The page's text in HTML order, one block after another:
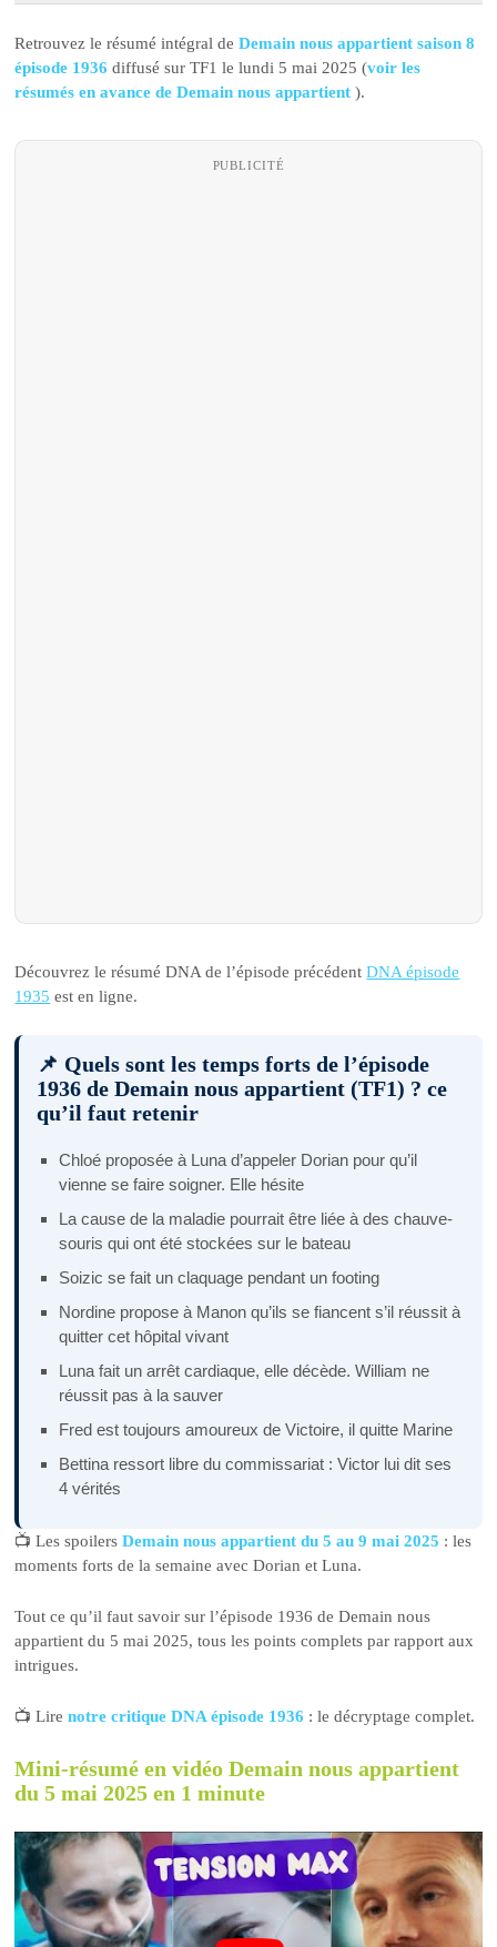
Retrouvez le résumé intégral deDemain nous appartient saison 8
épisode 1936 diffusé sur TF1 le lundi 5 mai 2025 (voir les
résumés en avance de Demain nous appartient).
PUBLICITÉ
Découvrez le résumé DNA de l’épisode précédentDNA épisode
1935 est en ligne.
📌 Quels sont les temps forts de l’épisode
1936 de Demain nous appartient (TF1) ? ce
qu’il faut retenir
Chloé proposée à Luna d’appeler Dorian pour qu’il
vienne se faire soigner. Elle hésite
La cause de la maladie pourrait être liée à des chauve-
souris qui ont été stockées sur le bateau
Soizic se fait un claquage pendant un footing
Nordine propose à Manon qu’ils se fiancent s’il réussit à
quitter cet hôpital vivant
Luna fait un arrêt cardiaque, elle décède. William ne
réussit pas à la sauver
Fred est toujours amoureux de Victoire, il quitte Marine
Bettina ressort libre du commissariat : Victor lui dit ses
4 vérités
📺 Les spoilersDemain nous appartient du 5 au 9 mai 2025 : les
moments forts de la semaine avec Dorian et Luna.
Tout ce qu’il faut savoir sur l’épisode 1936 de Demain nous
appartient du 5 mai 2025, tous les points complets par rapport aux
intrigues.
📺 Lirenotre critique DNA épisode 1936 : le décryptage complet.
Mini-résumé en vidéo Demain nous appartient
du 5 mai 2025 en 1 minute